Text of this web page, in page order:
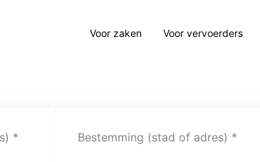
Voor zaken Voor vervoerders
Bestemming (stad of adres)